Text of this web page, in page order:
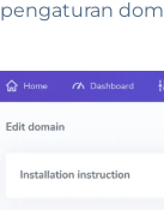
pengaturan